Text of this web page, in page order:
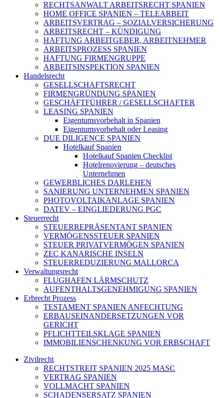
RECHTSANWALT ARBEITSRECHT SPANIEN
HOME OFFICE SPANIEN – TELEARBEIT
ARBEITSVERTRAG – SOZIALVERSICHERUNG
ARBEITSRECHT – KÜNDIGUNG
HAFTUNG ARBEITGEBER, ARBEITNEHMER
ARBEITSPROZESS SPANIEN
HAFTUNG FIRMENGRUPPE
ARBEITSINSPEKTION SPANIEN
Handelsrecht
GESELLSCHAFTSRECHT
FIRMENGRÜNDUNG SPANIEN
GESCHÄFTFÜHRER / GESELLSCHAFTER
LEASING SPANIEN
Eigentumsvorbehalt in Spanien
Eigentumsvorbehalt oder Leasing
DUE DILIGENCE SPANIEN
Hotelkauf Spanien
Hotelkauf Spanien Checklist
Hotelrenovierung – deutsches
Unternehmen
GEWERBLICHES DARLEHEN
SANIERUNG UNTERNEHMEN SPANIEN
PHOTOVOLTAIKANLAGE SPANIEN
DATEV – EINGLIEDERUNG PGC
Steuerrecht
STEUERREPRÄSENTANT SPANIEN
VERMÖGENSSTEUER SPANIEN
STEUER PRIVATVERMÖGEN SPANIEN
ZEC KANARISCHE INSELN
STEUERREDUZIERUNG MALLORCA
Verwaltungsrecht
FLUGHAFEN LÄRMSCHUTZ
AUFENTHALTSGENEHMIGUNG SPANIEN
Erbrecht Prozess
TESTAMENT SPANIEN ANFECHTUNG
ERBAUSEINANDERSETZUNGEN VOR
GERICHT
PFLICHTTEILSKLAGE SPANIEN
IMMOBILIENSCHENKUNG VOR ERBSCHAFT
Zivilrecht
RECHTSTREIT SPANIEN 2025 MASC
VERTRAG SPANIEN
VOLLMACHT SPANIEN
SCHADENSERSATZ SPANIEN